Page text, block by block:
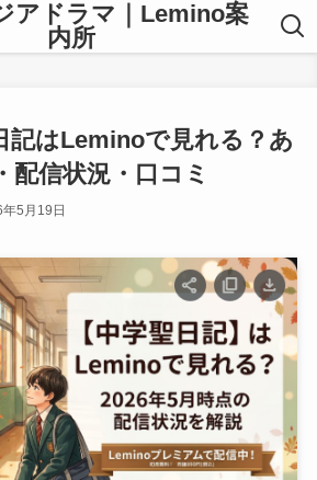
アドラマ｜Lemino案
内所
記はLeminoで見れる？あ
配信状況・口コミ
5月19日